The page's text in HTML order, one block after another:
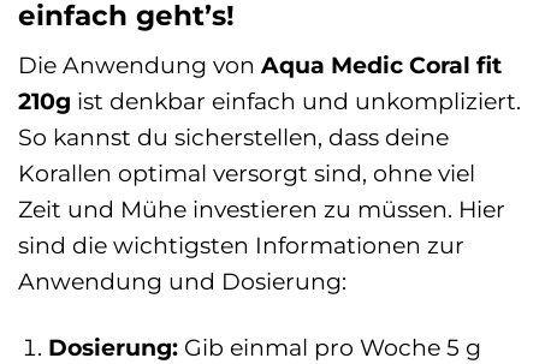
einfach geht’s!
Die Anwendung von Aqua Medic Coral fit
210g ist denkbar einfach und unkompliziert.
So kannst du sicherstellen, dass deine
Korallen optimal versorgt sind, ohne viel
Zeit und Mühe investieren zu müssen. Hier
sind die wichtigsten Informationen zur
Anwendung und Dosierung:
Dosierung:Gib einmal pro Woche 5 g